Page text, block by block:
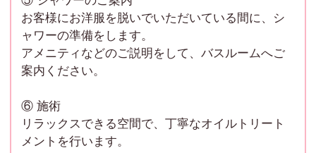
お客様を迎える準備をします。
⑩ 次の予約まで待機
空いた時間は読書・スマホ・動画など自由に過ごして
いただけます。
⑪ お給料の精算
その日の最後のお客様の接客・後片付けが終わりまし
お客様にお洋服を脱いでいただいている間に、シ
ャワーの準備をします。
アメニティなどのご説明をして、バスルームへご
案内ください。
⑥ 施術
リラックスできる空間で、丁寧なオイルトリート
メントを行います。